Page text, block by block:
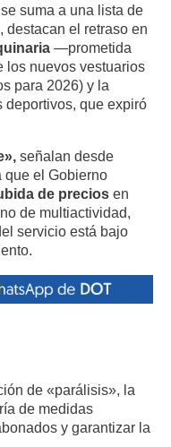
suma a una lista de
destacan el retraso en
—prometida
nuevos vestuarios
para 2026) y la
deportivos, que expiró
señalan desde
que el Gobierno
de precios en
de multiactividad,
servicio está bajo
de «parálisis», la
de medidas
y garantizar la